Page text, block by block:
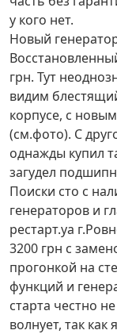
у кого нет.
Новый
грн. Тут
видим
корпусе, с
(см.фото). С
однажды купил
загудел
Поиски сто с
генераторов и
рестарт.уа
3200 грн с
прогонкой на
функций и
старта честно
волнует, так